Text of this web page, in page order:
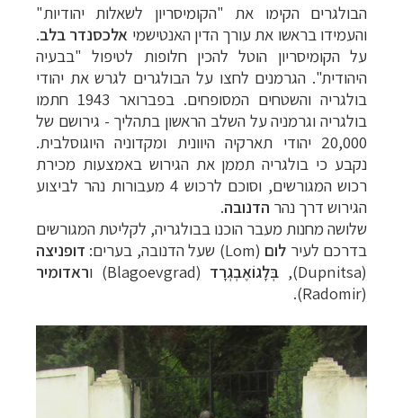
הבולגרים הקימו את "הקומיסריון לשאלות יהודיות"
והעמידו בראשו את עורך הדין האנטישמי אלכסנדר בלב.
על הקומיסריון הוטל להכין חלופות לטיפול "בבעיה
היהודית". הגרמנים לחצו על הבולגרים לגרש את יהודי
בולגריה והשטחים המסופחים. בפברואר 1943 חתמו
בולגריה וגרמניה על השלב הראשון בתהליך - גירושם של
20,000 יהודי תארקיה היוונית ומקדוניה היוגוסלבית.
נקבע כי בולגריה תממן את הגירוש באמצעות מכירת
רכוש המגורשים, וסוכם לרכוש 4 מעבורות נהר לביצוע
הגירוש דרך נהר הדנובה.
שלושה מחנות מעבר הוכנו בבולגריה, לקליטת המגורשים
בדרכם לעיר לום (
Lom) שעל הדנובה, בערים: דופניצה
(
Dupnitsa
), בְּלָגוֹאֶבְגְרָד (
Blagoevgrad) וראדומיר
(
Radomir
).